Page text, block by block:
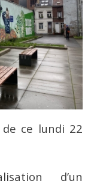
ce lundi 22
d’un